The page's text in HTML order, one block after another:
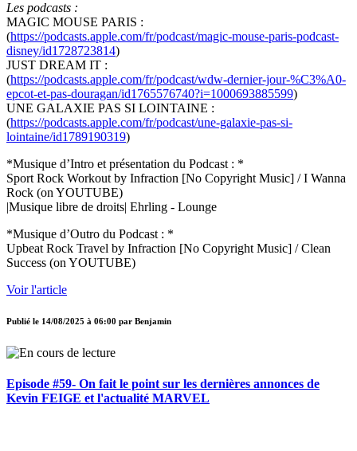
Les podcasts :
MAGIC MOUSE PARIS :
(https://podcasts.apple.com/fr/podcast/magic-mouse-paris-podcast-
disney/id1728723814)
JUST DREAM IT :
(https://podcasts.apple.com/fr/podcast/wdw-dernier-jour-%C3%A0-
epcot-et-pas-douragan/id1765576740?i=1000693885599)
UNE GALAXIE PAS SI LOINTAINE :
(https://podcasts.apple.com/fr/podcast/une-galaxie-pas-si-
lointaine/id1789190319)
*Musique d’Intro et présentation du Podcast : *
Sport Rock Workout by Infraction [No Copyright Music] / I Wanna
Rock (on YOUTUBE)
|Musique libre de droits| Ehrling - Lounge
*Musique d’Outro du Podcast : *
Upbeat Rock Travel by Infraction [No Copyright Music] / Clean
Success (on YOUTUBE)
Voir l'article
Publié le 14/08/2025 à 06:00 par Benjamin
Episode #59- On fait le point sur les dernières annonces de
Kevin FEIGE et l'actualité MARVEL